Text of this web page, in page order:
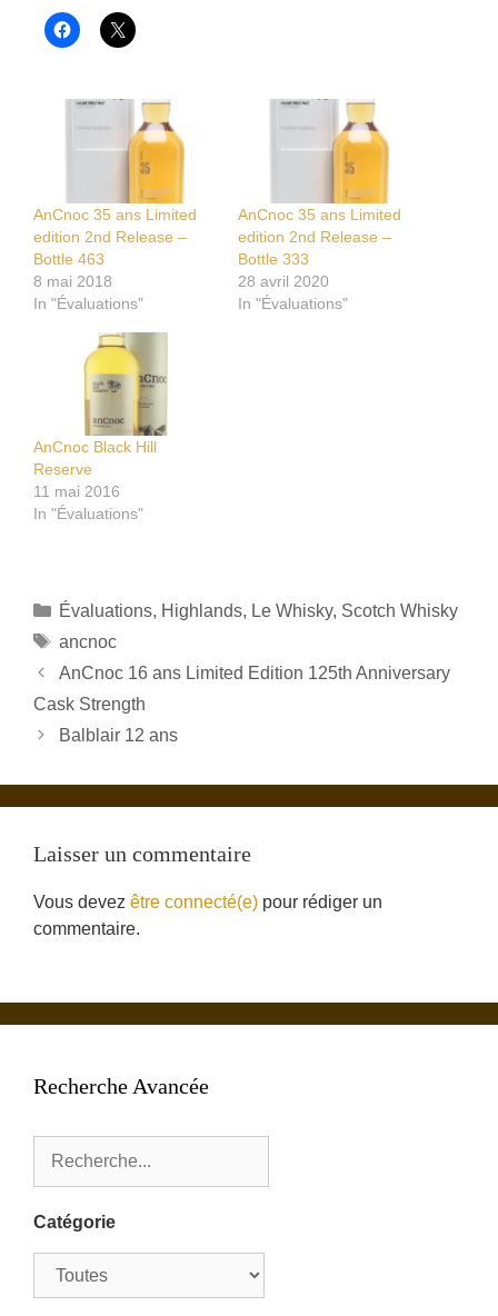
AnCnoc 35 ans Limited
edition 2nd Release –
Bottle 463
8 mai 2018
In "Évaluations"
AnCnoc 35 ans Limited
edition 2nd Release –
Bottle 333
28 avril 2020
In "Évaluations"
AnCnoc Black Hill
Reserve
11 mai 2016
In "Évaluations"
Catégories
Évaluations, Highlands, Le Whisky, Scotch Whisky
Étiquettes
ancnoc
AnCnoc 16 ans Limited Edition 125th Anniversary
Cask Strength
Balblair 12 ans
Laisser un commentaire
Vous devez être connecté(e) pour rédiger un
commentaire.
Recherche Avancée
Catégorie